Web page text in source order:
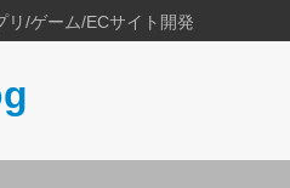
リ/ゲーム/ECサイト開発